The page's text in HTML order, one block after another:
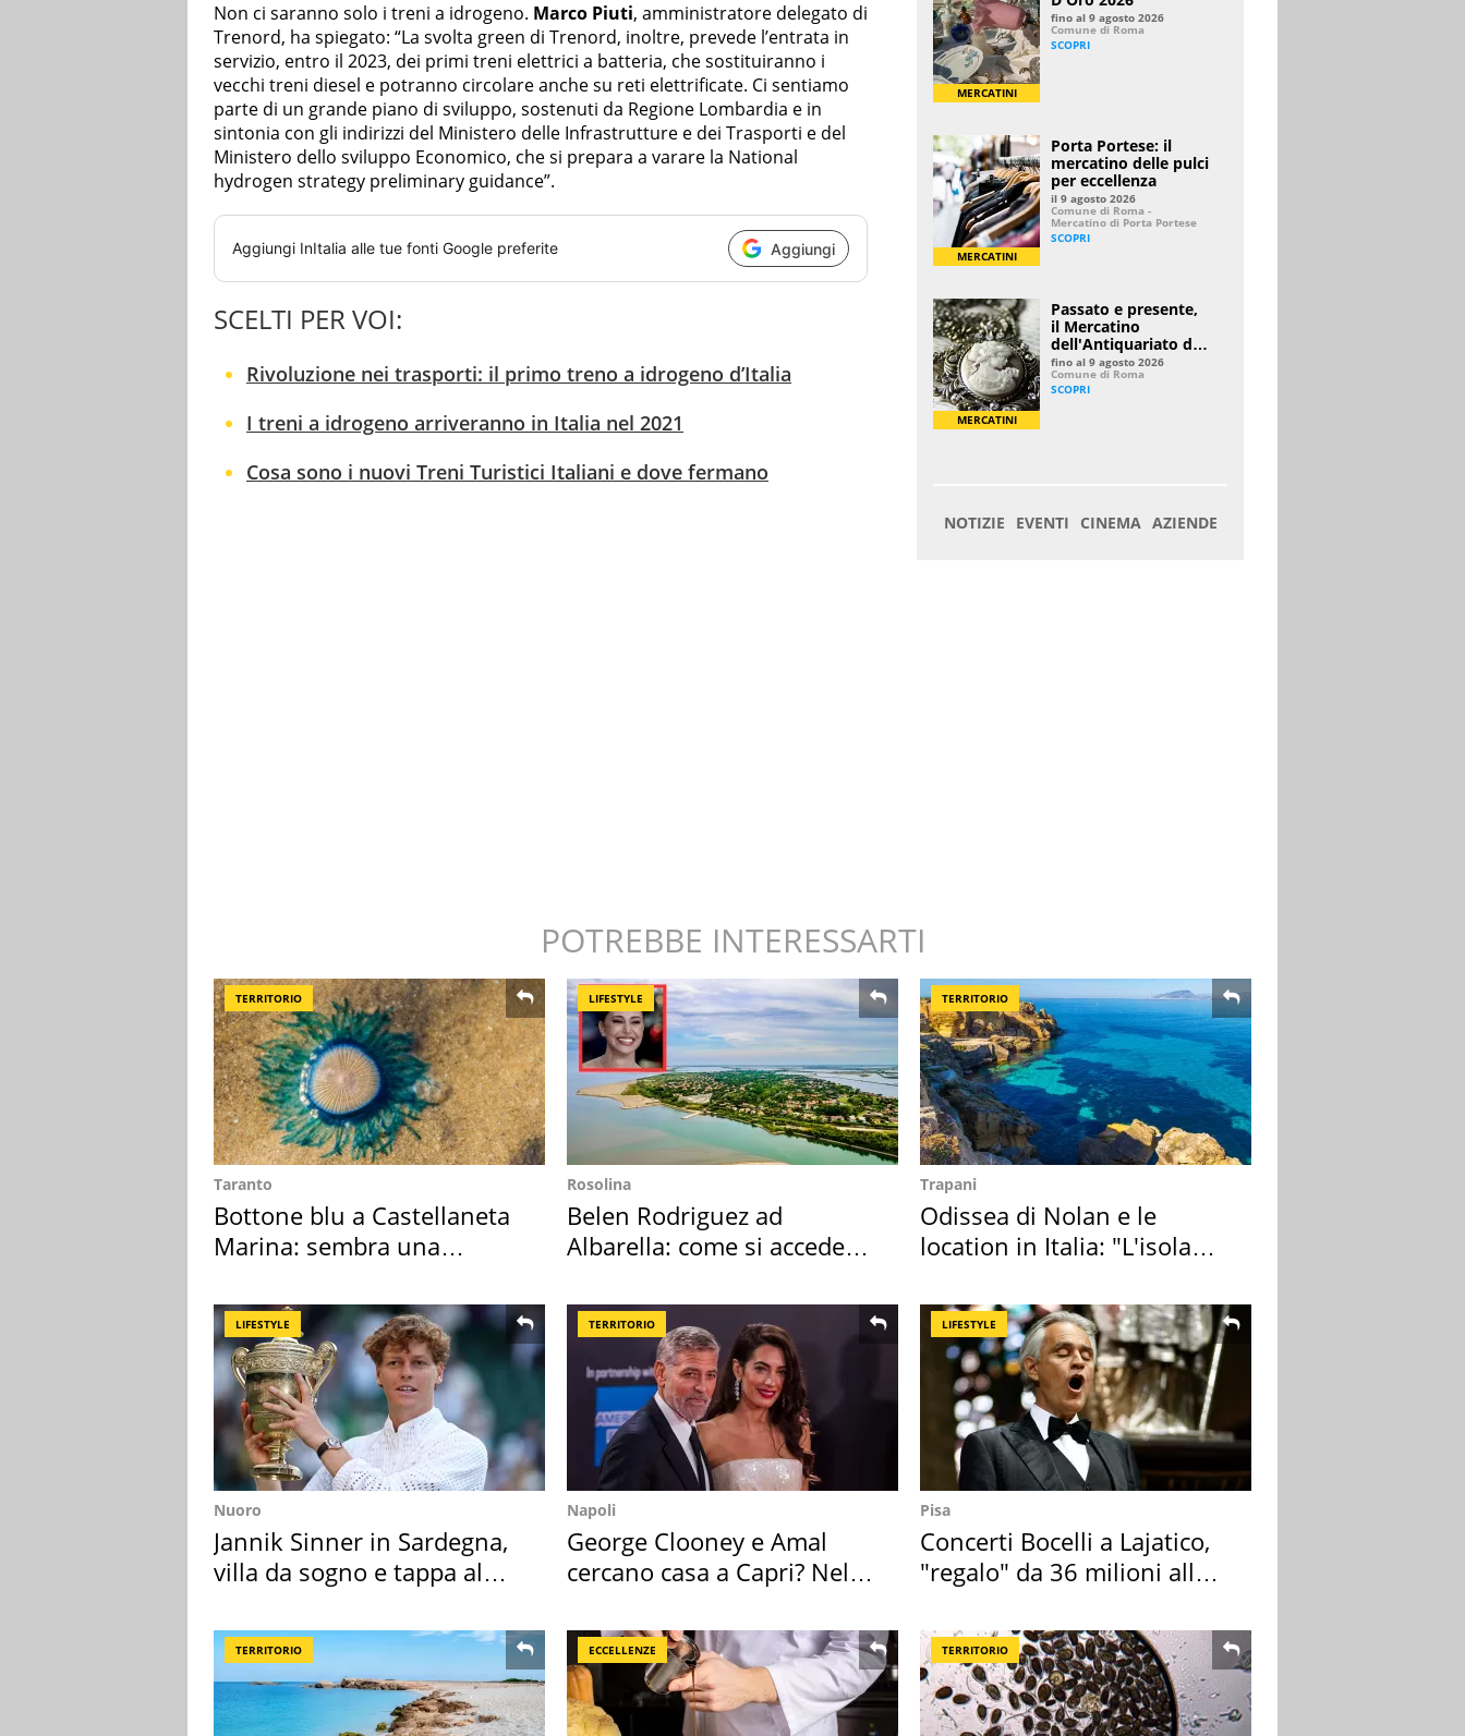
Non ci saranno solo i treni a idrogeno. Marco Piuti, amministratore delegato di
Trenord, ha spiegato: “La svolta green di Trenord, inoltre, prevede l’entrata in
servizio, entro il 2023, dei primi treni elettrici a batteria, che sostituiranno i
vecchi treni diesel e potranno circolare anche su reti elettrificate. Ci sentiamo
parte di un grande piano di sviluppo, sostenuti da Regione Lombardia e in
sintonia con gli indirizzi del Ministero delle Infrastrutture e dei Trasporti e del
Ministero dello sviluppo Economico, che si prepara a varare la National
hydrogen strategy preliminary guidance”.
Aggiungi InItalia alle tue fonti Google preferite Aggiungi
SCELTI PER VOI:
Rivoluzione nei trasporti: il primo treno a idrogeno d’Italia
I treni a idrogeno arriveranno in Italia nel 2021
Cosa sono i nuovi Treni Turistici Italiani e dove fermano
POTREBBE INTERESSARTI
TERRITORIO
Taranto
Bottone blu a Castellaneta
Marina: sembra una
LIFESTYLE
Rosolina
Belen Rodriguez ad
Albarella: come si accede
TERRITORIO
Trapani
Odissea di Nolan e le
location in Italia: "L'isola
LIFESTYLE
Nuoro
Jannik Sinner in Sardegna,
villa da sogno e tappa al
TERRITORIO
Napoli
George Clooney e Amal
cercano casa a Capri? Nel
LIFESTYLE
Pisa
Concerti Bocelli a Lajatico,
"regalo" da 36 milioni alla
TERRITORIO ECCELLENZE TERRITORIO